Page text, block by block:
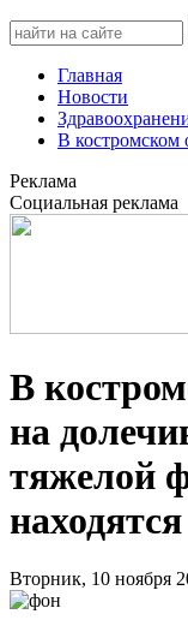
Главная
Новости
В костромском
Реклама
Социальная реклама
В
на
тяжелой
Вторник, 10 ноября